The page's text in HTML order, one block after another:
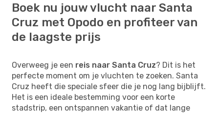
Boek nu jouw vlucht naar Santa
Cruz met Opodo en profiteer van
de laagste prijs
Overweeg je een reis naar Santa Cruz? Dit is het
perfecte moment om je vluchten te zoeken. Santa
Cruz heeft die speciale sfeer die je nog lang bijblijft.
Het is een ideale bestemming voor een korte
stadstrip, een ontspannen vakantie of dat lange